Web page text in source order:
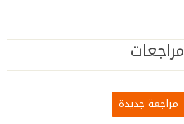
مراجعات
مراجعة جديدة